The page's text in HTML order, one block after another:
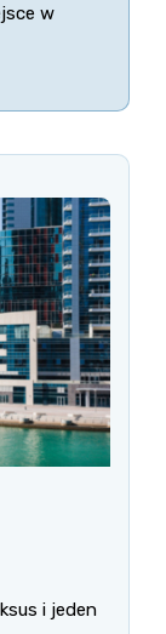
w
i jeden